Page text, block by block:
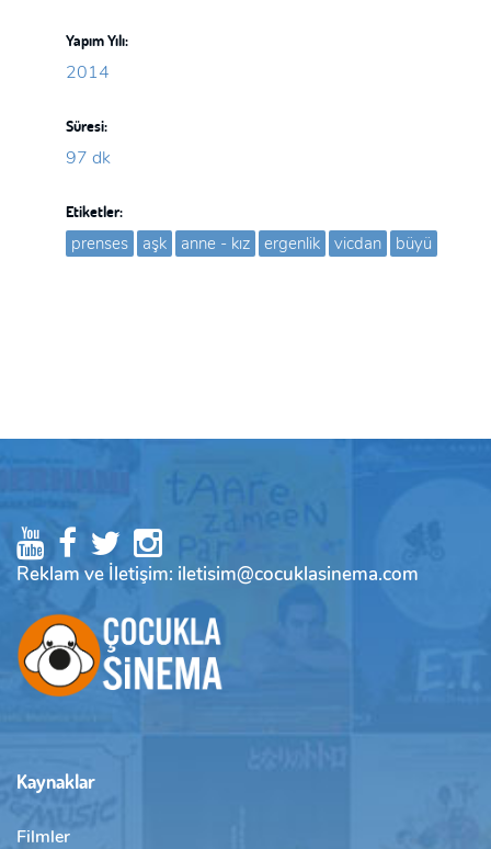
Yapım Yılı:
2014
Süresi:
97 dk
Etiketler:
prenses aşk anne - kız ergenlik vicdan büyü
Reklam ve İletişim: iletisim@cocuklasinema.com
Kaynaklar
Filmler